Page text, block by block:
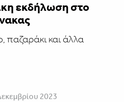
εκδήλωση στo
παζαράκι και άλλα
2023